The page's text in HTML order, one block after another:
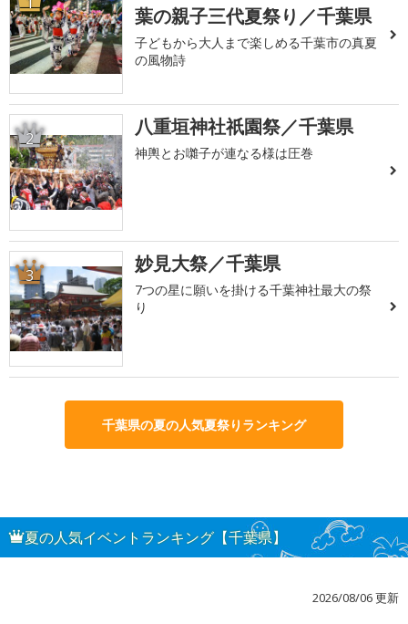
葉の親子三代夏祭り／千葉県
子どもから大人まで楽しめる千葉市の真夏
の風物詩
2 八重垣神社祇園祭／千葉県
神輿とお囃子が連なる様は圧巻
3 妙見大祭／千葉県
7つの星に願いを掛ける千葉神社最大の祭
り
千葉県の夏の人気夏祭りランキング
夏の人気イベントランキング【千葉県】
2026/08/06 更新